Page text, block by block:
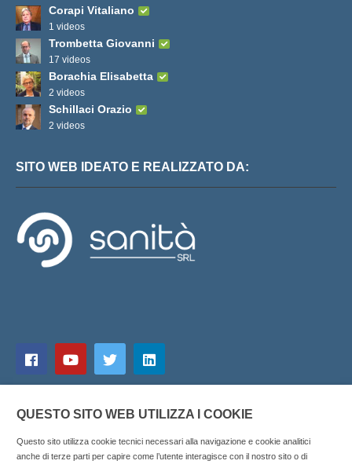
Corapi Vitaliano
1 videos
Trombetta Giovanni
17 videos
Borachia Elisabetta
2 videos
Schillaci Orazio
2 videos
SITO WEB IDEATO E REALIZZATO DA:
QUESTO SITO WEB UTILIZZA I COOKIE
Questo sito utilizza cookie tecnici necessari alla navigazione e cookie analitici
anche di terze parti per capire come l’utente interagisce con il nostro sito o di